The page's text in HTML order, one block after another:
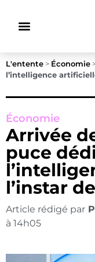
L'entente > Économie
l’intelligence
Économie
Arrivée
puce
l’instar
Article rédigé par
à 14h05